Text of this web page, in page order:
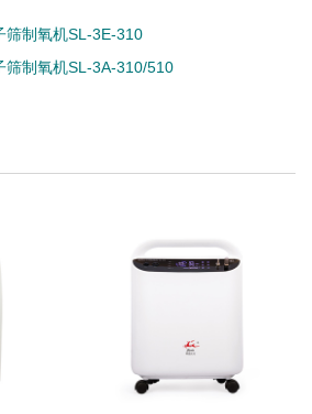
筛制氧机SL-3E-310
筛制氧机SL-3A-310/510